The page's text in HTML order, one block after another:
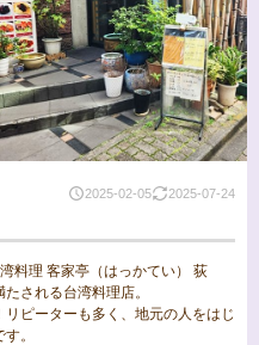
2025-02-05 2025-07-24
料理 客家亭（はっかてい） 荻
される台湾料理店。
ピーターも多く、地元の人をはじ
。